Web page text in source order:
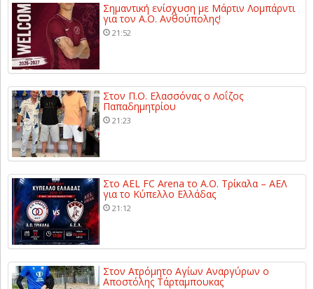
Σημαντική ενίσχυση με Μάρτιν Λομπάρντι
για τον Α.Ο. Ανθούπολης!
21:52
Στον Π.Ο. Ελασσόνας ο Λοΐζος
Παπαδημητρίου
21:23
Στο AEL FC Arena το Α.Ο. Τρίκαλα – ΑΕΛ
για το Κύπελλο Ελλάδας
21:12
Στον Ατρόμητο Αγίων Αναργύρων ο
Αποστόλης Τάρταμπουκας